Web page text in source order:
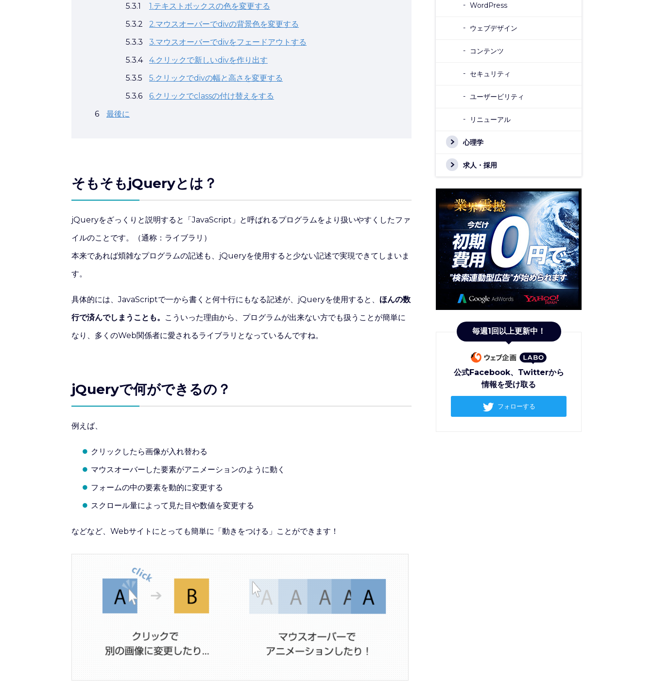
5.3.1
1.テキストボックスの色を変更する
5.3.2
2.マウスオーバーでdivの背景色を変更する
5.3.3
3.マウスオーバーでdivをフェードアウトする
5.3.4
4.クリックで新しいdivを作り出す
5.3.5
5.クリックでdivの幅と高さを変更する
5.3.6
6.クリックでclassの付け替えをする
6
最後に
そもそもjQueryとは？
jQueryをざっくりと説明すると「JavaScript」と呼ばれるプログラムをより扱いやすくしたファ
イルのことです。（通称：ライブラリ）
本来であれば煩雑なプログラムの記述も、jQueryを使用すると少ない記述で実現できてしまいま
す。
具体的には、JavaScriptで一から書くと何十行にもなる記述が、jQueryを使用すると、 ほんの数
行で済んでしまうことも。
こういった理由から、プログラムが出来ない方でも扱うことが簡単に
なり、多くのWeb関係者に愛されるライブラリとなっているんですね。
jQueryで何ができるの？
例えば、
クリックしたら画像が入れ替わる
マウスオーバーした要素がアニメーションのように動く
フォームの中の要素を動的に変更する
スクロール量によって見た目や数値を変更する
などなど、Webサイトにとっても簡単に「動きをつける」ことができます！
WordPress
ウェブデザイン
コンテンツ
セキュリティ
ユーザービリティ
リニューアル
心理学
求人・採用
毎週1回以上更新中！
公式Facebook、Twitterから
情報を受け取る
フォローする